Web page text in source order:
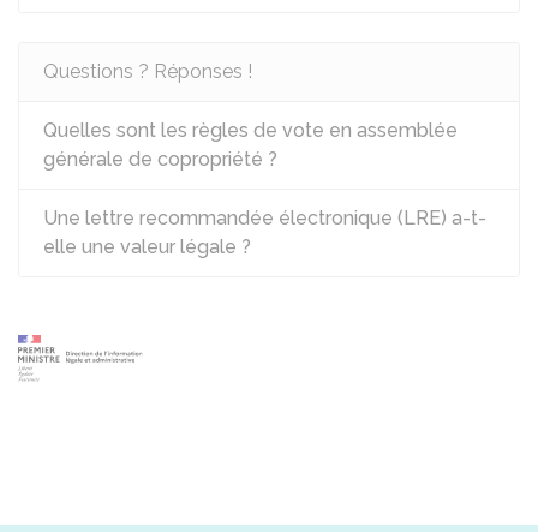
Questions ? Réponses !
Quelles sont les règles de vote en assemblée
générale de copropriété ?
Une lettre recommandée électronique (LRE) a-t-
elle une valeur légale ?